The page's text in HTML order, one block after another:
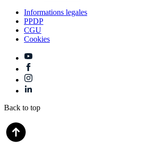
Informations legales
PPDP
CGU
Cookies
Back to top